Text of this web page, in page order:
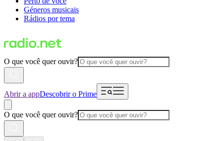
Géneros musicais
Rádios por tema
O que você quer ouvir?
Abrir a appDescobrir o Prime
O que você quer ouvir?